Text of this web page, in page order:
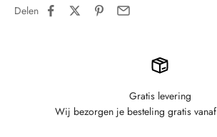
Delen
Gratis levering
Wij bezorgen je besteling gratis vanaf